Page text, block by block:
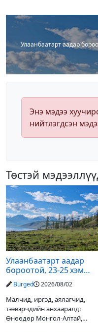
Улаанбаатарт аадар
Энэ мэдээ
нийтлэгдсэн
Төстэй
Улаанбаатарт аадар
бороотой, 23-25 хэм
дулаан байна
Burged 2026/08/02
Малчид, иргэд, аялагчид,
тээвэрчдийн анхааралд:
Өнөөдөр Монгол-Алтай,